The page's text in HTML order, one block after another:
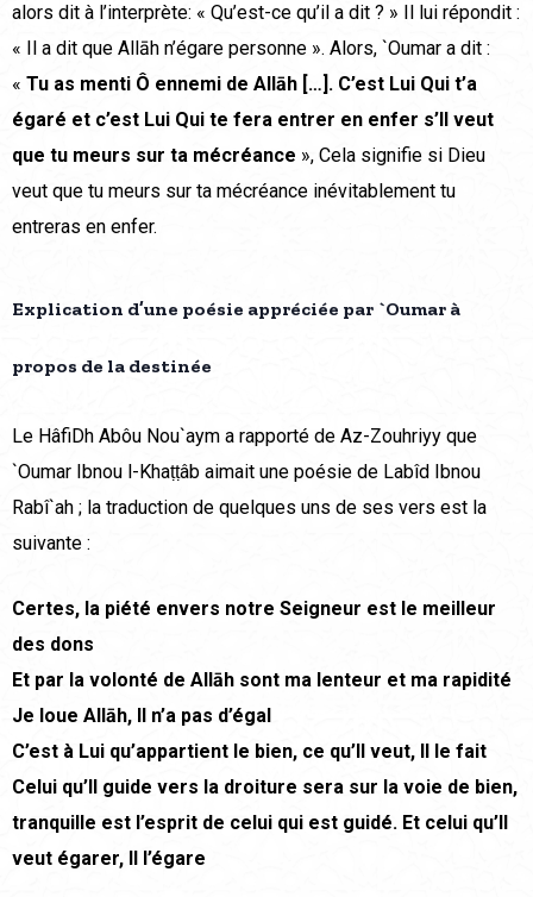
alors dit à l’interprète: « Qu’est-ce qu’il a dit ? » Il lui répondit :
« Il a dit que Allāh n’égare personne ». Alors, `Oumar a dit :
« Tu as menti Ô ennemi de Allāh […]. C’est Lui Qui t’a
égaré et c’est Lui Qui te fera entrer en enfer s’Il veut
que tu meurs sur ta mécréance », Cela signifie si Dieu
veut que tu meurs sur ta mécréance inévitablement tu
entreras en enfer.
Explication d’une poésie appréciée par `Oumar à
propos de la destinée
Le HâfiDh Abôu Nou`aym a rapporté de Az-Zouhriyy que
`Oumar Ibnou l-Khaṭṭâb aimait une poésie de Labîd Ibnou
Rabî`ah ; la traduction de quelques uns de ses vers est la
suivante :
Certes, la piété envers notre Seigneur est le meilleur
des dons
Et par la volonté de Allāh sont ma lenteur et ma rapidité
Je loue Allāh, Il n’a pas d’égal
C’est à Lui qu’appartient le bien, ce qu’Il veut, Il le fait
Celui qu’Il guide vers la droiture sera sur la voie de bien,
tranquille est l’esprit de celui qui est guidé. Et celui qu’Il
veut égarer, Il l’égare